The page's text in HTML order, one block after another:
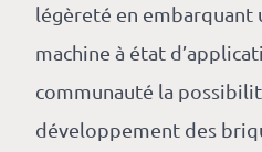
légèreté en embarquant
machine à état
communauté la
développement des